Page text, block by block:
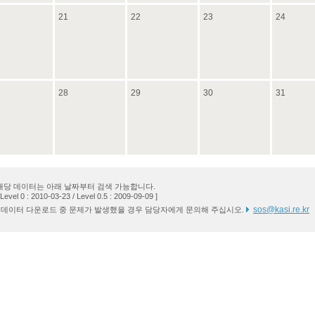
21 22 23 24
28 29 30 31
당 데이터는 아래 날짜부터 검색 가능합니다.
0 : 2010-03-23 / Level 0.5 : 2009-09-09 ]
이터 다운로드 중 문제가 발생했을 경우 담당자에게 문의해 주십시오.
sos@kasi.re.kr